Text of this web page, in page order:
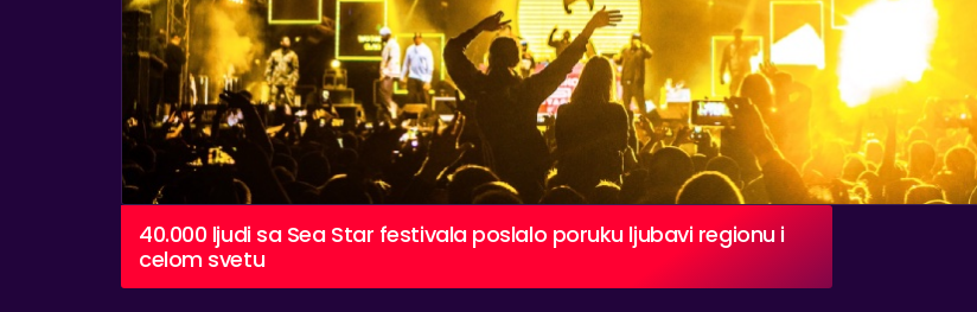
40.000 ljudi sa Sea Star festivala poslalo poruku ljubavi regionu i
celom svetu